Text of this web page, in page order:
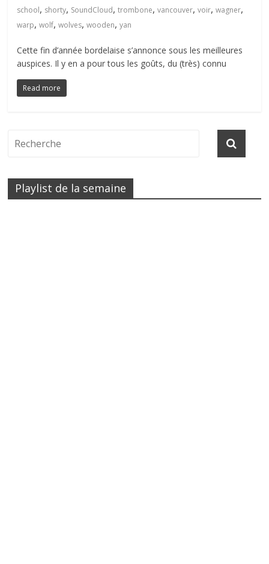
school, shorty, SoundCloud,trombone,vancouver,voir,wagner,
warp,wolf,wolves,wooden,yan
Cette fin d’année bordelaise s’annonce sous les meilleures
auspices. Il y en a pour tous les goûts, du (très) connu
Read more
Playlist de la semaine